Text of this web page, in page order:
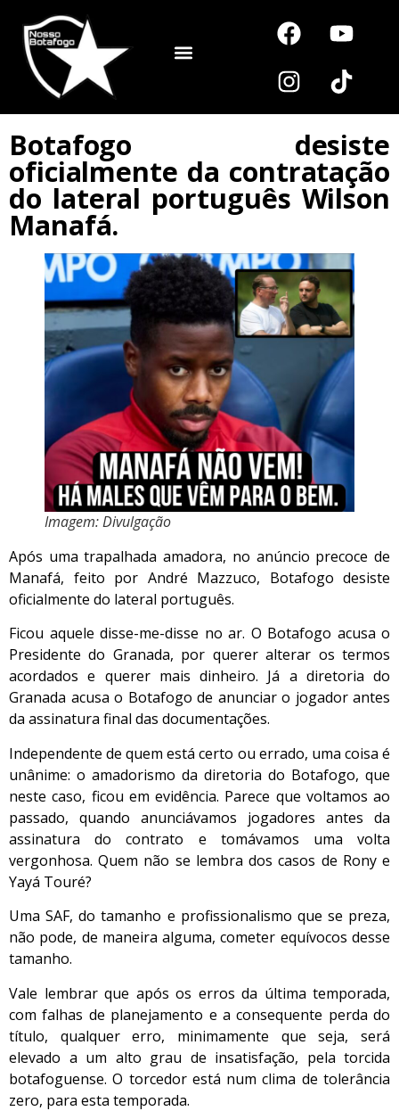
Botafogo desiste
oficialmente da contratação
do lateral português Wilson
Manafá.
Imagem: Divulgação
Após uma trapalhada amadora, no anúncio precoce de
Manafá, feito por André Mazzuco, Botafogo desiste
oficialmente do lateral português.
Ficou aquele disse-me-disse no ar. O Botafogo acusa o
Presidente do Granada, por querer alterar os termos
acordados e querer mais dinheiro. Já a diretoria do
Granada acusa o Botafogo de anunciar o jogador antes
da assinatura final das documentações.
Independente de quem está certo ou errado, uma coisa é
unânime: o amadorismo da diretoria do Botafogo, que
neste caso, ficou em evidência. Parece que voltamos ao
passado, quando anunciávamos jogadores antes da
assinatura do contrato e tomávamos uma volta
vergonhosa. Quem não se lembra dos casos de Rony e
Yayá Touré?
Uma SAF, do tamanho e profissionalismo que se preza,
não pode, de maneira alguma, cometer equívocos desse
tamanho.
Vale lembrar que após os erros da última temporada,
com falhas de planejamento e a consequente perda do
título, qualquer erro, minimamente que seja, será
elevado a um alto grau de insatisfação, pela torcida
botafoguense. O torcedor está num clima de tolerância
zero, para esta temporada.